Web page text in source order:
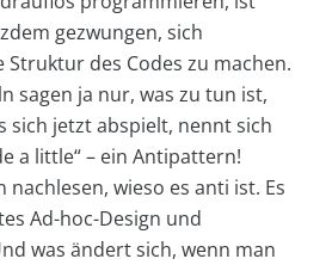
gezwungen, sich
Struktur des Codes zu machen.
sagen ja nur, was zu tun ist,
sich jetzt abspielt, nennt sich
a little“ – ein Antipattern!
wieso es anti ist. Es
Ad-hoc-Design und
was ändert sich, wenn man